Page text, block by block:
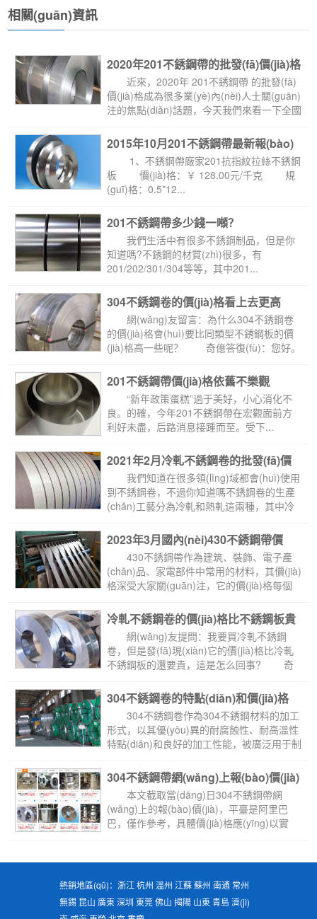
相關(guān)資訊
2020年201不銹鋼帶的批發(fā)價(jià)格
近來，2020年 201不銹鋼帶 的批發(fā)
價(jià)格成為很多業(yè)內(nèi)人士關(guān)
注的焦點(diǎn)話題，今天我們來看一下全國
2015年10月201不銹鋼帶最新報(bào)
價(jià)
1、不銹鋼帶廠家201抗指紋拉絲不銹鋼
板 價(jià)格：￥ 128.00元/千克 規
(guī)格：0.5*12...
201不銹鋼帶多少錢一噸？
我們生活中有很多不銹鋼制品，但是你
知道嗎?不銹鋼的材質(zhì)很多，有
201/202/301/304等等，其中201...
304不銹鋼卷的價(jià)格看上去更高
網(wǎng)友留言：為什么304不銹鋼卷
的價(jià)格會(huì)要比同類型不銹鋼板的價
(jià)格高一些呢？ 奇億答復(fù)：您好。
201不銹鋼帶價(jià)格依舊不樂觀
“新年政策蛋糕”過于美好，小心消化不
良。的確，今年201不銹鋼帶在宏觀面前方
利好未盡，后路消息接踵而至。受下...
2021年2月冷軋不銹鋼卷的批發(fā)價
(jià)格
我們知道在很多領(lǐng)域都會(huì)使用
到不銹鋼卷，不過你知道嗎不銹鋼卷的生產
(chǎn)工藝分為冷軋和熱軋這兩種，其中冷
2023年3月國內(nèi)430不銹鋼帶價
(jià)格行情
430不銹鋼帶作為建筑、裝飾、電子產
(chǎn)品、家電部件中常用的材料，其價(jià)
格深受大家關(guān)注，它的價(jià)格每個
冷軋不銹鋼卷的價(jià)格比不銹鋼板貴
網(wǎng)友提問：我要買冷軋不銹鋼
卷，但是發(fā)現(xiàn)它的價(jià)格比冷軋
不銹鋼板的還要貴，這是怎么回事? 奇
304不銹鋼卷的特點(diǎn)和價(jià)格
304不銹鋼卷作為304不銹鋼材料的加工
形式，以其優(yōu)異的耐腐蝕性、耐高溫性
特點(diǎn)和良好的加工性能，被廣泛用于制
304不銹鋼帶網(wǎng)上報(bào)價(jià)
本文截取當(dāng)日304不銹鋼帶網
(wǎng)上的報(bào)價(jià)，平臺是阿里巴
巴，僅作參考，具體價(jià)格應(yīng)以實
熱銷地區(qū)：浙江 杭州 溫州 江蘇 蘇州 南通 常州
無錫 昆山 廣東 深圳 東莞 佛山 揭陽 山東 青島 濟(jì)